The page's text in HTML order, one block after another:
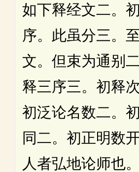
如下释经文二。
序。此虽分三。
文。但束为通别
释三序三。初释次
初泛论名数二。
同二。初正明数
人者弘地论师也